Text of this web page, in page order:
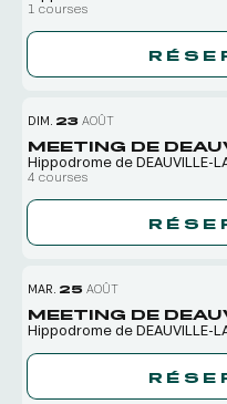
1 courses
DIM. 23 AOÛT
MEETING DE
Hippodrome de DEAUVILLE-
4 courses
MAR. 25 AOÛT
MEETING DE
Hippodrome de DEAUVILLE-